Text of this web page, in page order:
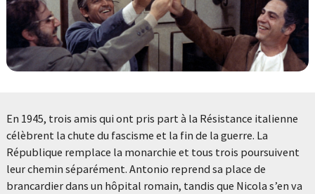
En 1945, trois amis qui ont pris part à la Résistance italienne
célèbrent la chute du fascisme et la fin de la guerre. La
République remplace la monarchie et tous trois poursuivent
leur chemin séparément. Antonio reprend sa place de
brancardier dans un hôpital romain, tandis que Nicola s’en va